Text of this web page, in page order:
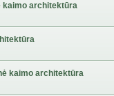
kaimo architektūra
kaimo architektūra